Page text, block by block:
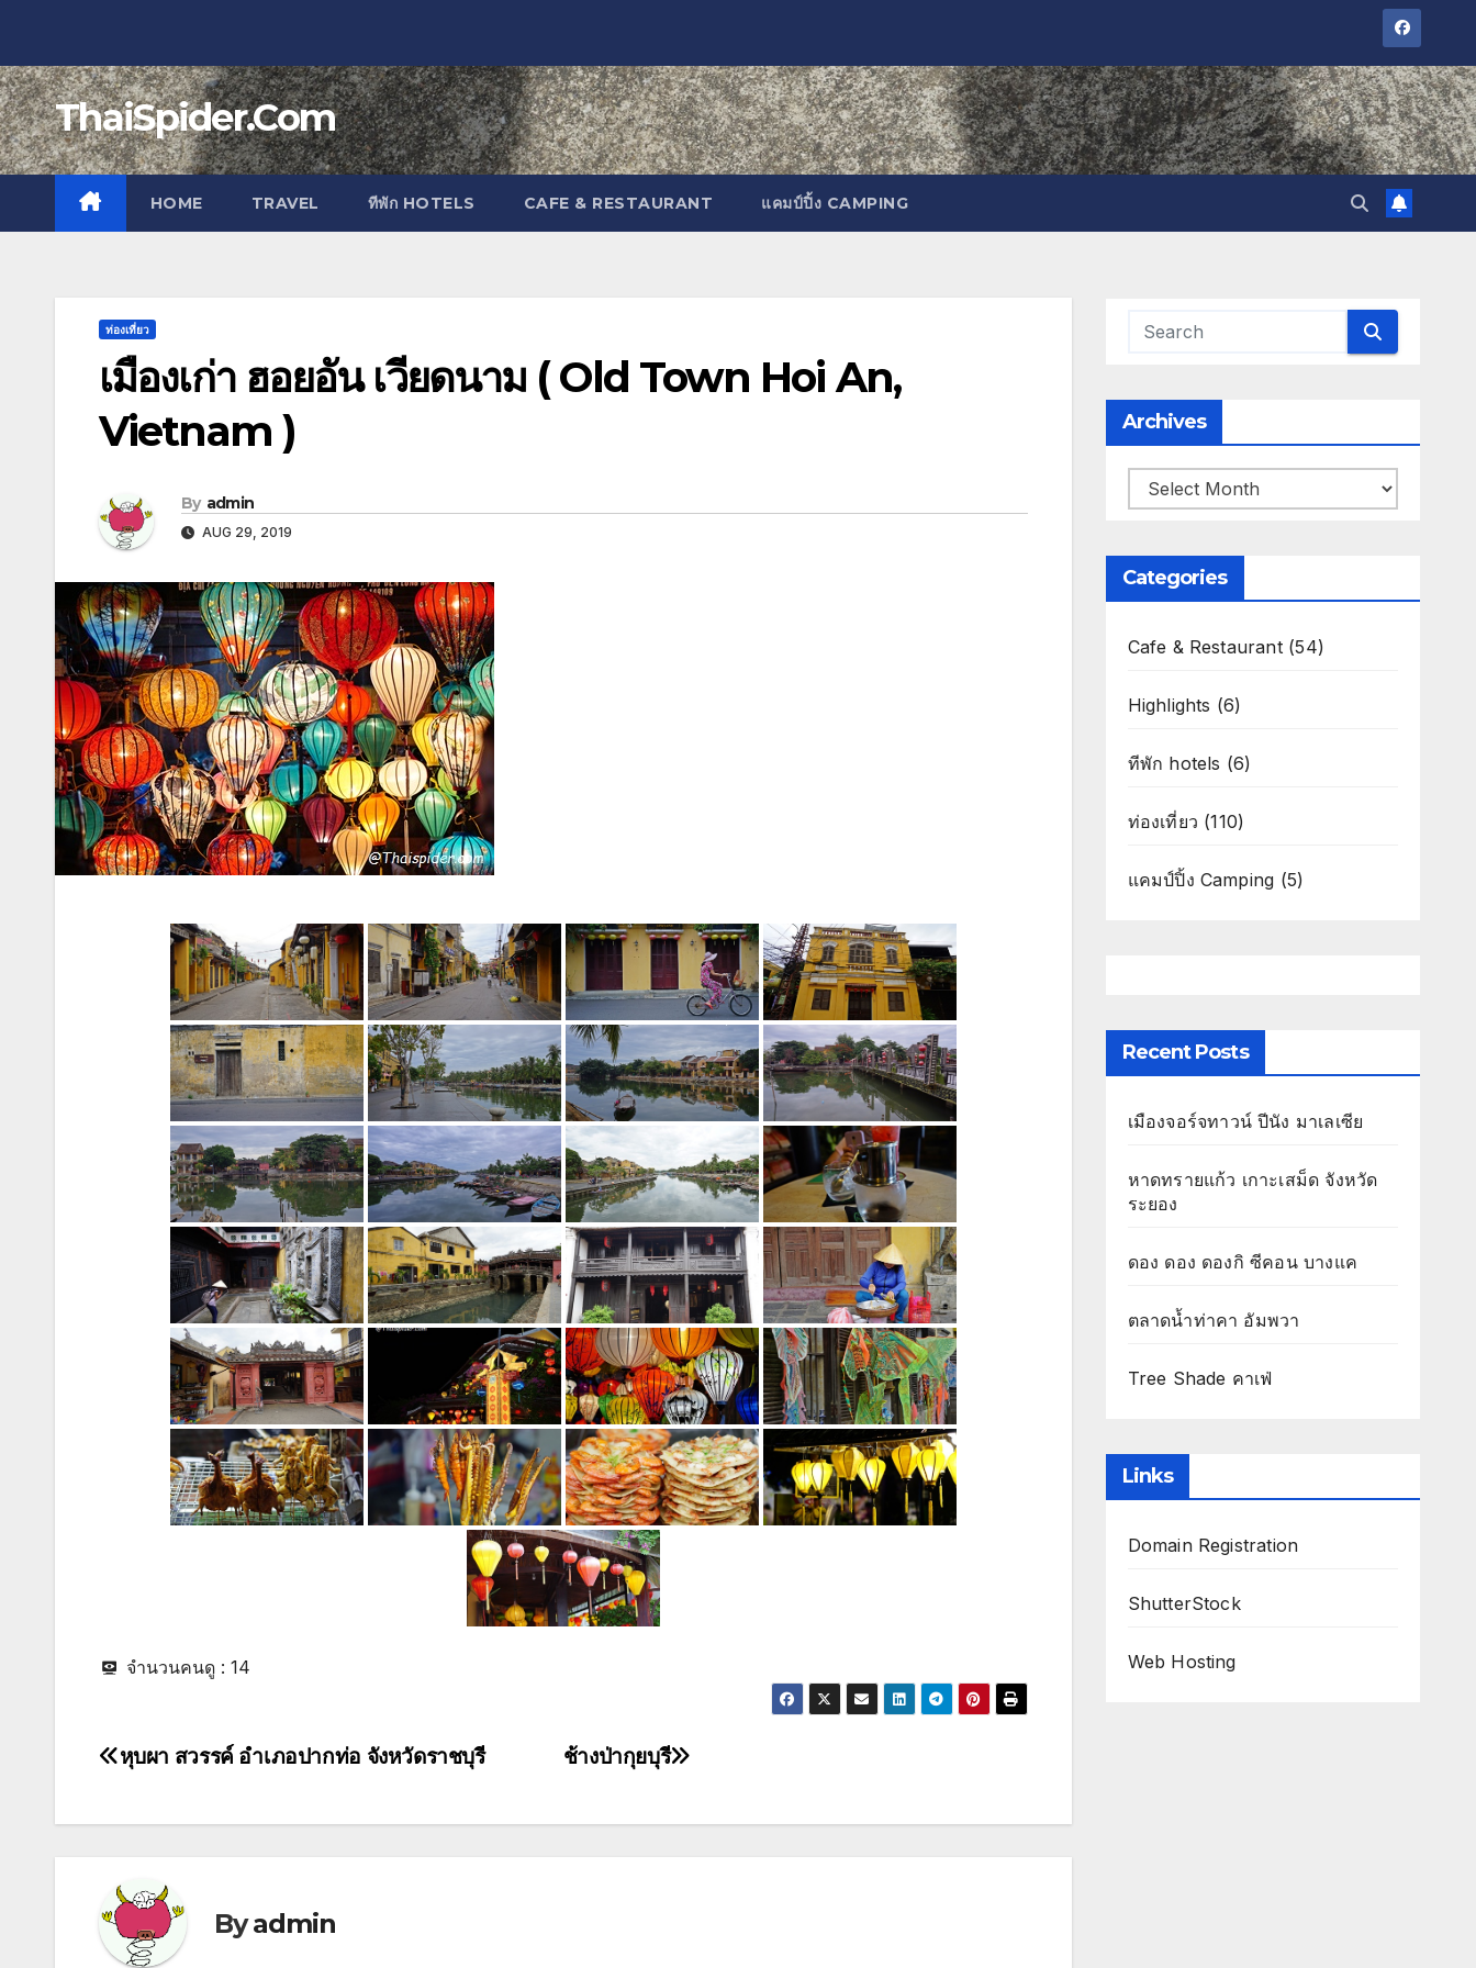
content
ThaiSpider.Com
HOME TRAVEL ทีพัก HOTELS CAFE & RESTAURANT แคมป์ปิ้ง CAMPING
ท่องเที่ยว
เมืองเก่า ฮอยอัน เวียดนาม ( Old Town Hoi An,
Vietnam )
By admin
AUG 29, 2019
จำนวนคนดู : 14
Post
ช้างป่ากุยบุรี
หุบผา สวรรค์ อำเภอปากท่อ จังหวัดราชบุรี
Byadmin
Archives
Archives
Categories
Cafe & Restaurant(54)
Highlights (6)
ทีพัก hotels (6)
ท่องเที่ยว (110)
แคมป์ปิ้ง Camping (5)
Recent Posts
เมืองจอร์จทาวน์ ปีนัง มาเลเซีย
หาดทรายแก้ว เกาะเสม็ด จังหวัด
ระยอง
ดอง ดอง ดองกิ ซีคอน บางแค
ตลาดน้ำท่าคา อัมพวา
Tree Shade คาเฟ่
Links
Domain Registration
ShutterStock
Web Hosting